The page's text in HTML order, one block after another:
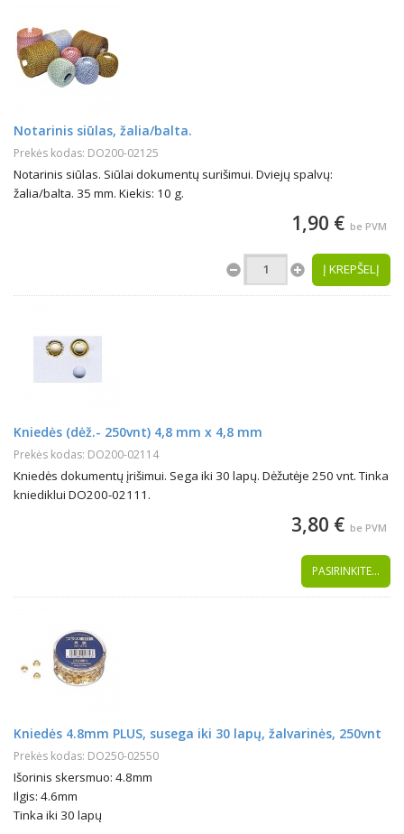
Notarinis siūlas, žalia/balta.
Prekės kodas: DO200-02125
Notarinis siūlas. Siūlai dokumentų surišimui. Dviejų spalvų:
žalia/balta. 35 mm. Kiekis: 10 g.
1,90 € be PVM
Į KREPŠELĮ
Kniedės (dėž.- 250vnt) 4,8 mm x 4,8 mm
Prekės kodas: DO200-02114
Kniedės dokumentų įrišimui. Sega iki 30 lapų. Dėžutėje 250 vnt. Tinka
kniediklui DO200-02111.
3,80 € be PVM
PASIRINKITE...
Kniedės 4.8mm PLUS, susega iki 30 lapų, žalvarinės, 250vnt
Prekės kodas: DO250-02550
Išorinis skersmuo: 4.8mm
Ilgis: 4.6mm
Tinka iki 30 lapų